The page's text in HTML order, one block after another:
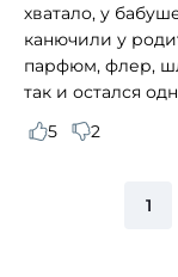
хватало, у
канючили у
парфюм, флер,
так и остался
5
2
1